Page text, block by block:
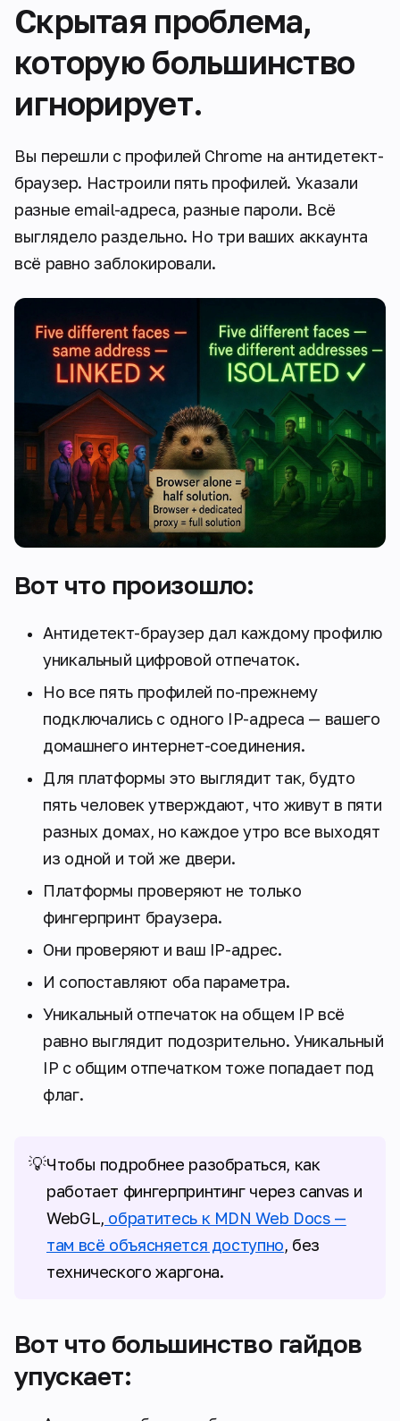
Скрытая проблема,
которую большинство
игнорирует.
Вы перешли с профилей Chrome на антидетект-
браузер. Настроили пять профилей. Указали
разные email-адреса, разные пароли. Всё
выглядело раздельно. Но три ваших аккаунта
всё равно заблокировали.
Вот что произошло:
Антидетект-браузер дал каждому профилю
уникальный цифровой отпечаток.
Но все пять профилей по-прежнему
подключались с одного IP-адреса — вашего
домашнего интернет-соединения.
Для платформы это выглядит так, будто
пять человек утверждают, что живут в пяти
разных домах, но каждое утро все выходят
из одной и той же двери.
Платформы проверяют не только
фингерпринт браузера.
Они проверяют и ваш IP-адрес.
И сопоставляют оба параметра.
Уникальный отпечаток на общем IP всё
равно выглядит подозрительно. Уникальный
IP с общим отпечатком тоже попадает под
флаг.
💡Чтобы подробнее разобраться, как
работает фингерпринтинг через canvas и
WebGL, обратитесь к MDN Web Docs —
там всё объясняется доступно, без
технического жаргона.
Вот что большинство гайдов
упускает: